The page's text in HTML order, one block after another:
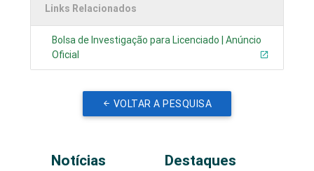
Links Relacionados
Bolsa de Investigação para Licenciado | Anúncio
Oficial
VOLTAR A PESQUISA
Notícias Destaques